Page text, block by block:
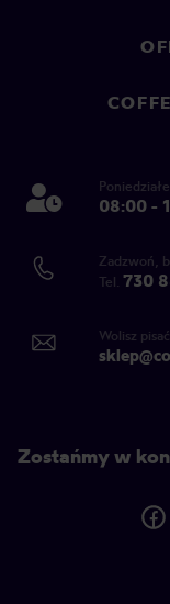
08:00 -
Zadzwoń,
Tel. 730
Wolisz
Zostańmy w